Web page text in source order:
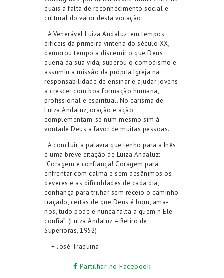
quais a falta de reconhecimento social e
cultural do valor desta vocação.
A Venerável Luiza Andaluz, em tempos
difíceis da primeira vintena do século XX,
demorou tempo a discernir o que Deus
queria da sua vida, superou o comodismo e
assumiu a missão da própria Igreja na
responsabilidade de ensinar e ajudar jovens
a crescer com boa formação humana,
profissional e espiritual. No carisma de
Luiza Andaluz, oração e ação
complementam-se num mesmo sim à
vontade Deus a favor de muitas pessoas.
A concluir, a palavra que tenho para a Inês
é uma breve citação de Luiza Andaluz:
“Coragem e confiança! Coragem para
enfrentar com calma e sem desânimos os
deveres e as dificuldades de cada dia,
confiança para trilhar sem receio o caminho
traçado, certas de que Deus é bom, ama-
nos, tudo pode e nunca falta a quem n’Ele
confia”. (Luiza Andaluz – Retiro de
Superioras, 1952).
+ José Traquina
Partilhar no Facebook